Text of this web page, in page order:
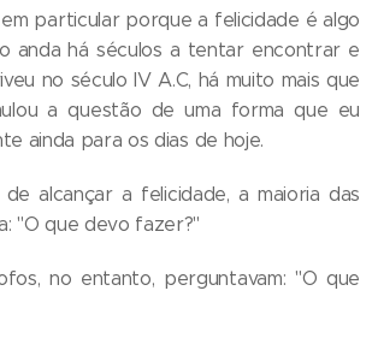
em particular porque a felicidade é algo
anda há séculos a tentar encontrar e
no século IV A.C, há muito mais que
a questão de uma forma que eu
ainda para os dias de hoje.
alcançar a felicidade, a maioria das
"O que devo fazer?"
no entanto, perguntavam: "O que